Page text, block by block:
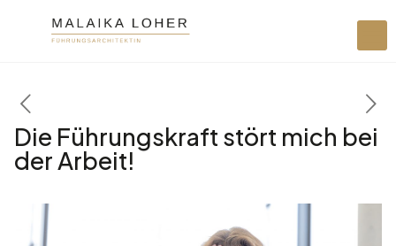
Die Führungskraft stört mich bei
der Arbeit!